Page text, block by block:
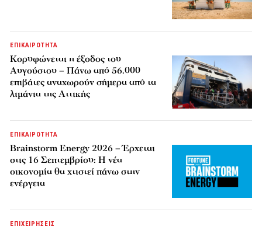
ΕΠΙΚΑΙΡΟΤΗΤΑ
Κορυφώνεται η έξοδος του
Αυγούστου – Πάνω από 56.000
επιβάτες αναχωρούν σήμερα από τα
λιμάνια της Αττικής
ΕΠΙΚΑΙΡΟΤΗΤΑ
Brainstorm Energy 2026 – Έρχεται
στις 16 Σεπτεμβρίου: Η νέα
οικονομία θα χτιστεί πάνω στην
ενέργεια
ΕΠΙΧΕΙΡΗΣΕΙΣ